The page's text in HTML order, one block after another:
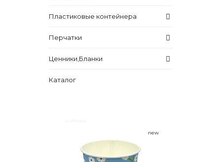
Пластиковые контейнера
Перчатки
Ценники,Бланки
Каталог
new